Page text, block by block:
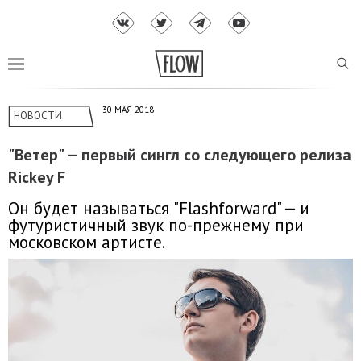
НОВОСТИ 30 МАЯ 2018
"Ветер" — первый сингл со следующего релиза
Rickey F
Он будет называться "Flashforward" — и
футуристичный звук по-прежнему при
московском артисте.